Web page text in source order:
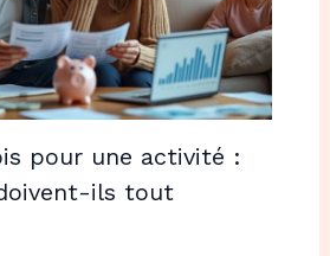
pour une activité :
ils tout